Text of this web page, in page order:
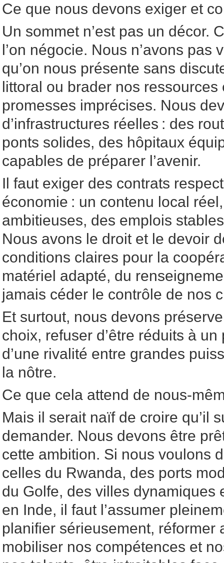
Ce que nous devons exiger et
Un sommet n’est pas un décor.
l’on négocie. Nous n’avons pas
qu’on nous présente sans
littoral ou brader nos ressources
promesses imprécises. Nous
d’infrastructures réelles : des
ponts solides, des hôpitaux
capables de préparer l’avenir.
Il faut exiger des contrats
économie : un contenu local
ambitieuses, des emplois
Nous avons le droit et le devoir
conditions claires pour la
matériel adapté, du
jamais céder le contrôle de nos
Et surtout, nous devons
choix, refuser d’être réduits à un
d’une rivalité entre grandes
la nôtre.
Ce que cela attend de nous-
Mais il serait naïf de croire qu’il
demander. Nous devons être
cette ambition. Si nous voulons
celles du Rwanda, des ports
du Golfe, des villes dynamiques
en Inde, il faut l’assumer
planifier sérieusement, réformer
mobiliser nos compétences et